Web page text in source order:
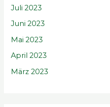
Juli 2023
Juni 2023
Mai 2023
April 2023
März 2023